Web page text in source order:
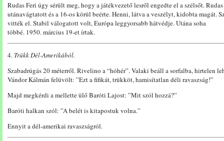
Rudas Feri úgy sérült meg, hogy a játékvezető lesről engedte el a szélsőt.
utánavágtatott és a 16-os körül beérte. Henni, látva a veszélyt, kidobta magát.
vitték el. Stabil válogatott volt, Európa leggyorsabb hátvédje. Utána soha
többé. 1950. március 19-et írtak.
4. Trükk Dél-Amerikából.
Szabadrúgás 20 méterről. Rivelino a “hóhér”. Valaki beáll a sorfalba, hirtelen
Vándor Kálmán felüvölt: ”Ezt a fifikát, trükköt, hamisítatlan déli ravaszság!”
Majd megkérdi a mellette ülő Baróti Lajost: ”Mit szól hozzá?”
Baróti halkan szól: ”A belét is kitapostuk volna.”
Ennyit a dél-amerikai ravaszságról.